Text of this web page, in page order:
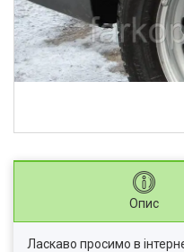
Опис
Ласкаво просимо в